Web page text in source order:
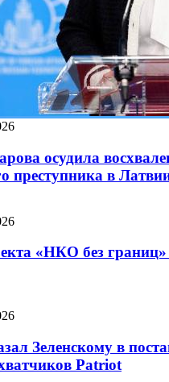
осудила
преступника в
«НКО без
Зеленскому в
Patriot